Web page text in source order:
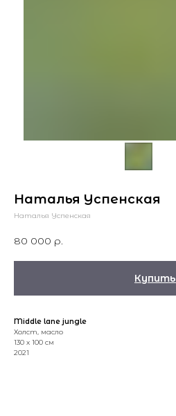
Наталья Успенская
Наталья Успенская
80 000 р.
Купить
Middle lane jungle
Холст, масло
130 x 100 см
2021